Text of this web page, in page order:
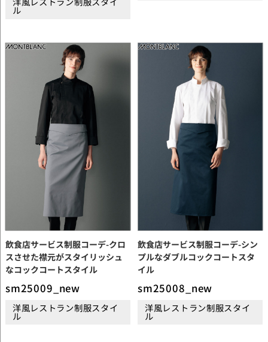
ル
飲食店サービス制服コーデ-クロ
スさせた襟元がスタイリッシュ
なコックコートスタイル
sm25009_new
洋風レストラン制服スタイ
ル
飲食店サービス制服コーデ-シン
プルなダブルコックコートスタ
イル
sm25008_new
洋風レストラン制服スタイ
ル